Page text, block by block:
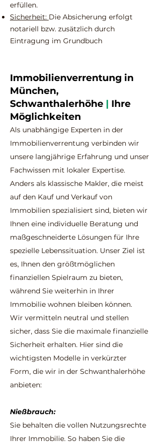
erfüllen.
Sicherheit: Die Absicherung erfolgt
notariell bzw. zusätzlich durch
Eintragung im Grundbuch
Immobilienverrentung in
München,
Schwanthalerhöhe | Ihre
Möglichkeiten
Als unabhängige Experten in der
Immobilienverrentung verbinden wir
unsere langjährige Erfahrung und unser
Fachwissen mit lokaler Expertise.
Anders als klassische Makler, die meist
auf den Kauf und Verkauf von
Immobilien spezialisiert sind, bieten wir
Ihnen eine individuelle Beratung und
maßgeschneiderte Lösungen für Ihre
spezielle Lebenssituation. Unser Ziel ist
es, Ihnen den größtmöglichen
finanziellen Spielraum zu bieten,
während Sie weiterhin in Ihrer
Immobilie wohnen bleiben können.
Wir vermitteln neutral und stellen
sicher, dass Sie die maximale finanzielle
Sicherheit erhalten. Hier sind die
wichtigsten Modelle in verkürzter
Form, die wir in der Schwanthalerhöhe
anbieten:
Nießbrauch:
Sie behalten die vollen Nutzungsrechte
Ihrer Immobilie. So haben Sie die